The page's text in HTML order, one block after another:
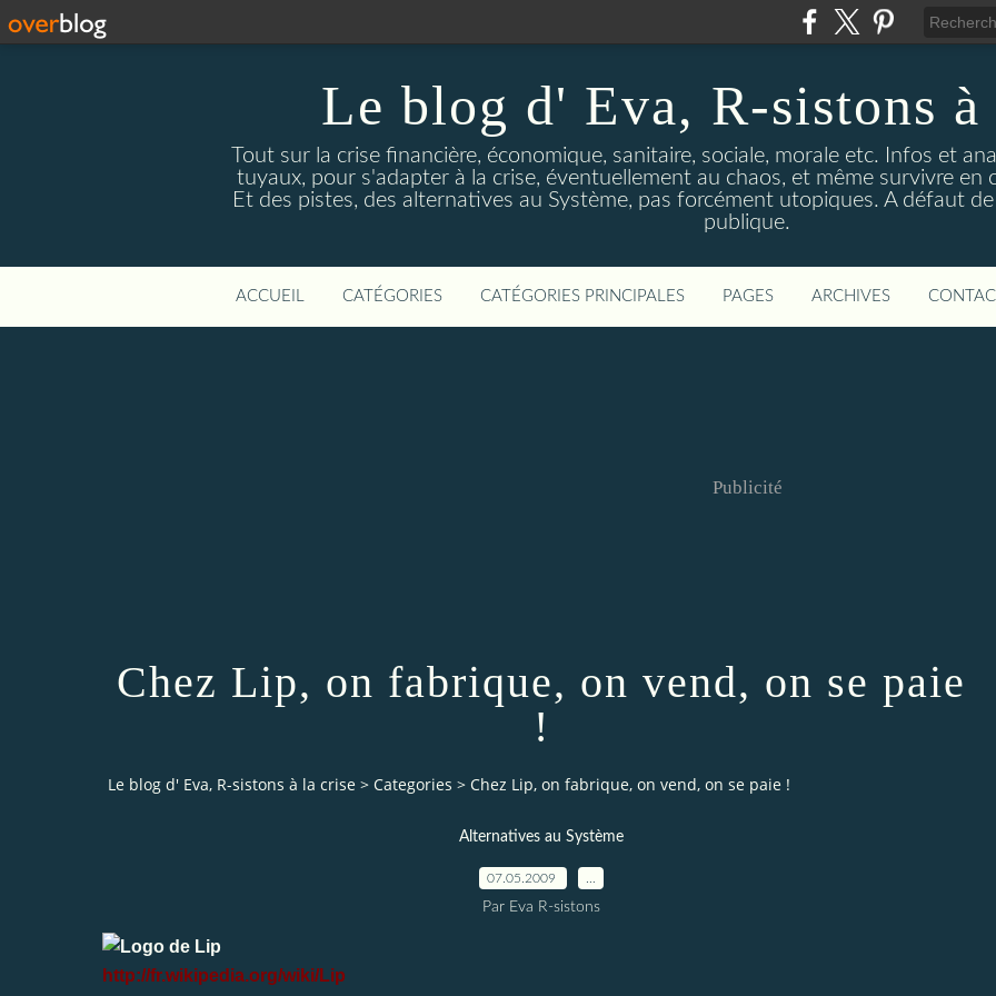
Le blog d' Eva, R-sistons à
Tout sur la crise financière, économique, sanitaire, sociale, morale etc. Infos et
tuyaux, pour s'adapter à la crise, éventuellement au chaos, et même survivre en
Et des pistes, des alternatives au Système, pas forcément utopiques. A défaut
publique.
ACCUEIL CATÉGORIES CATÉGORIES PRINCIPALES PAGES ARCHIVES
Publicité
Chez Lip, on fabrique, on vend, on se paie
!
Le blog d' Eva, R-sistons à la crise > Categories > Chez Lip, on fabrique, on vend, on se paie !
Alternatives au Système
07.05.2009
Par Eva R-sistons
http://fr.wikipedia.org/wiki/Lip